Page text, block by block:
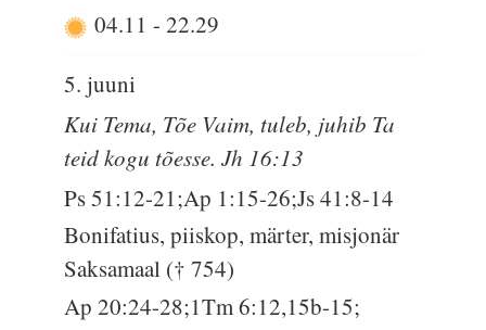
04.11 - 22.29
5. juuni
Kui Tema, Tõe Vaim, tuleb, juhib Ta
teid kogu tõesse. Jh 16:13
Ps 51:12-21;Ap 1:15-26;Js 41:8-14
Bonifatius, piiskop, märter, misjonär
Saksamaal († 754)
Ap 20:24-28;1Tm 6:12,15b-15;